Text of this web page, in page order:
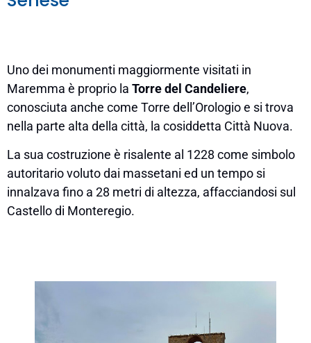
Uno dei monumenti maggiormente visitati in
Maremma è proprio la Torre del Candeliere,
conosciuta anche come Torre dell’Orologio e si trova
nella parte alta della città, la cosiddetta Città Nuova.
La sua costruzione è risalente al 1228 come simbolo
autoritario voluto dai massetani ed un tempo si
innalzava fino a 28 metri di altezza, affacciandosi sul
Castello di Monteregio.